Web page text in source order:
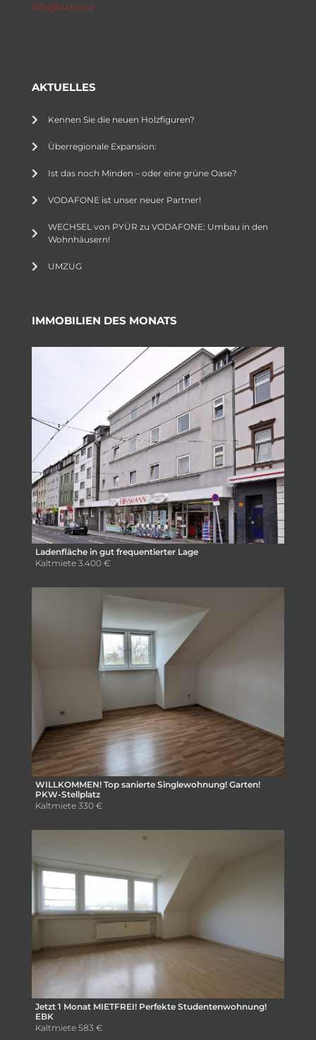
info@huw.nrw
AKTUELLES
Kennen Sie die neuen Holzfiguren?
Überregionale Expansion:
Ist das noch Minden – oder eine grüne Oase?
VODAFONE ist unser neuer Partner!
WECHSEL von PYÜR zu VODAFONE: Umbau in den
Wohnhäusern!
UMZUG
IMMOBILIEN DES MONATS
Ladenfläche in gut frequentierter Lage
Kaltmiete 3.400 €
WILLKOMMEN! Top sanierte Singlewohnung! Garten!
PKW-Stellplatz
Kaltmiete 330 €
Jetzt 1 Monat MIETFREI! Perfekte Studentenwohnung!
EBK
Kaltmiete 583 €